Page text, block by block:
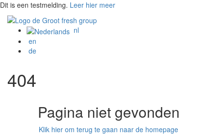
Dit is een testmelding. Leer hier meer
nl
en
de
404
Pagina niet gevonden
Klik hier om terug te gaan naar de homepage